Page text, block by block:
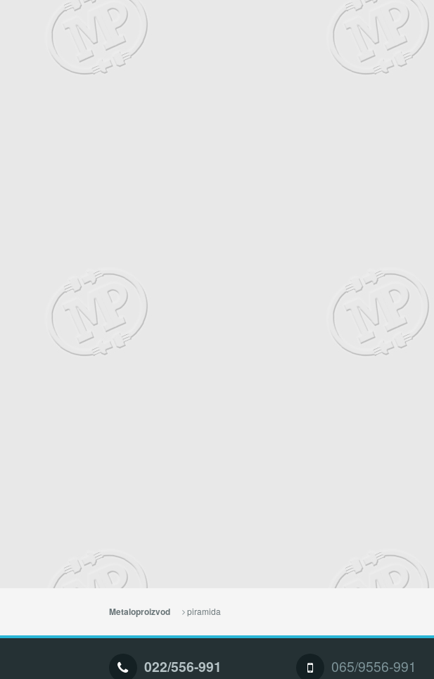
Metaloproizvod piramida
022/556-991 065/9556-991